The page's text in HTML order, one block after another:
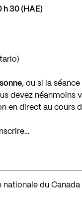
h 30 (HAE)
, ou si la
devez néanmoins
en direct au cours
du Canada